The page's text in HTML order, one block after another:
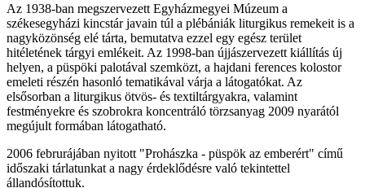
Az 1938-ban megszervezett Egyházmegyei Múzeum a
székesegyházi kincstár javain túl a plébániák liturgikus remekeit is a
nagyközönség elé tárta, bemutatva ezzel egy egész terület
hitéletének tárgyi emlékeit. Az 1998-ban újjászervezett kiállítás új
helyen, a püspöki palotával szemközt, a hajdani ferences kolostor
emeleti részén hasonló tematikával várja a látogatókat. Az
elsősorban a liturgikus ötvös- és textiltárgyakra, valamint
festményekre és szobrokra koncentráló törzsanyag 2009 nyarától
megújult formában látogatható.
2006 februrájában nyitott "Prohászka - püspök az emberért" című
időszaki tárlatunkat a nagy érdeklődésre való tekintettel
állandósítottuk.